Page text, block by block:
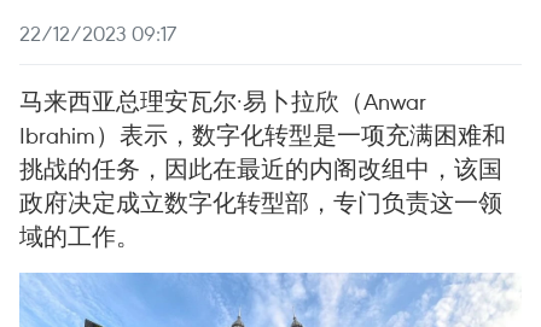
22/12/2023 09:17
马来西亚总理安瓦尔·易卜拉欣（Anwar
Ibrahim）表示，数字化转型是一项充满困难和
挑战的任务，因此在最近的内阁改组中，该国
政府决定成立数字化转型部，专门负责这一领
域的工作。